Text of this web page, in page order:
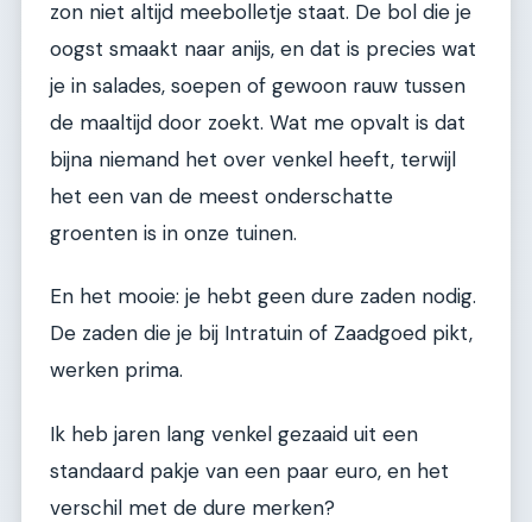
zon niet altijd meebolletje staat. De bol die je
oogst smaakt naar anijs, en dat is precies wat
je in salades, soepen of gewoon rauw tussen
de maaltijd door zoekt. Wat me opvalt is dat
bijna niemand het over venkel heeft, terwijl
het een van de meest onderschatte
groenten is in onze tuinen.
En het mooie: je hebt geen dure zaden nodig.
De zaden die je bij Intratuin of Zaadgoed pikt,
werken prima.
Ik heb jaren lang venkel gezaaid uit een
standaard pakje van een paar euro, en het
verschil met de dure merken?